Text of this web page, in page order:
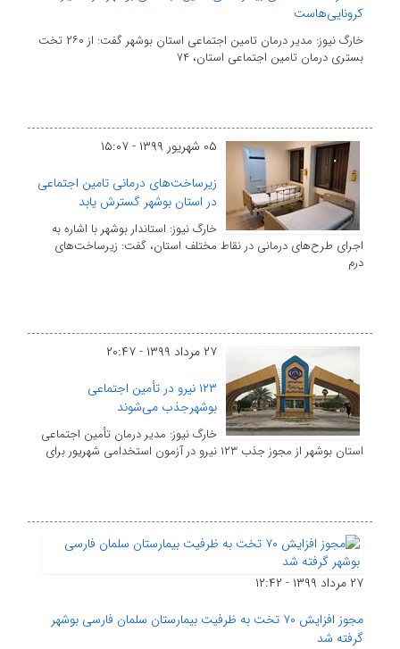
کرونایی‌هاست
خارگ نیوز: مدیر درمان تامین اجتماعی استان بوشهر گفت: از ۲۶۰ تخت
بستری درمان تامین اجتماعی استان، ۷۴
۰۵ شهریور ۱۳۹۹ - ۱۵:۰۷
زیرساخت‌های درمانی تامین اجتماعی
در استان بوشهر گسترش یابد
خارگ نیوز: استاندار بوشهر با اشاره به
اجرای طرح‌های درمانی در نقاط مختلف استان، گفت: زیرساخت‌های
درم
۲۷ مرداد ۱۳۹۹ - ۲۰:۴۷
۱۲۳ نیرو در تأمین اجتماعی
بوشهرجذب می‌شوند
خارگ نیوز: مدیر درمان تأمین اجتماعی
استان بوشهر از مجوز جذب ۱۲۳ نیرو در آزمون استخدامی شهریور برای
۲۷ مرداد ۱۳۹۹ - ۱۲:۴۲
مجوز افزایش ۷۰ تخت به ظرفیت بیمارستان سلمان فارسی بوشهر
گرفته شد